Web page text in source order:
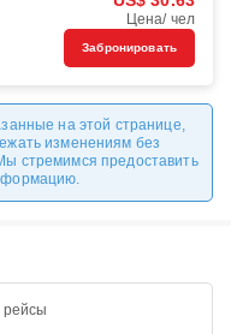
Цена/ чел
Забронировать
на этой странице,
изменениям без
стремимся предоставить
рейсы